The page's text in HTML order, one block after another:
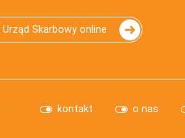
Urząd Skarbowy online
kontakt o nas